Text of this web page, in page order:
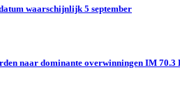
waarschijnlijk 5 september
naar dominante overwinningen IM 70.3